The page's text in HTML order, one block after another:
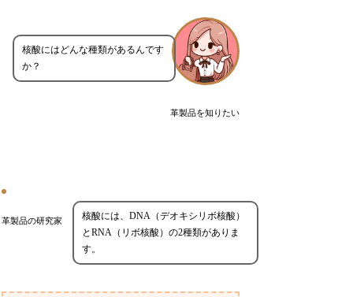
革製品を知りたい
核酸にはどんな種類があるんです
か？
革製品の研究家
核酸には、DNA（デオキシリボ核酸）
とRNA（リボ核酸）の2種類がありま
す。